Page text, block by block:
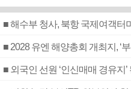
■ 해수부 청사, 북항 국제여객터
■ 2028 유엔 해양총회 개최지, ‘
■ 외국인 선원 ‘인신매매 경유